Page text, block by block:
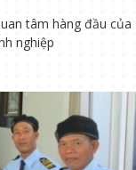
tâm hàng đầu của
nghiệp